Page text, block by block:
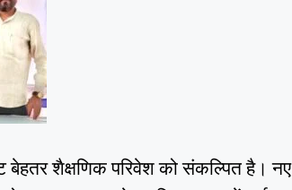
बेहतर शैक्षणिक परिवेश को संकल्पित है। नए